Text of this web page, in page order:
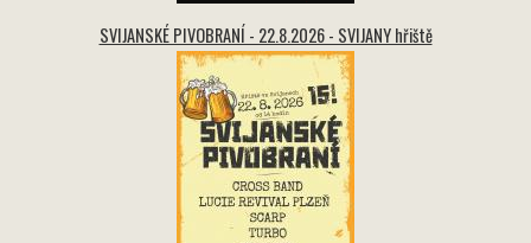
SVIJANSKÉ PIVOBRANÍ - 22.8.2026 - SVIJANY hřiště